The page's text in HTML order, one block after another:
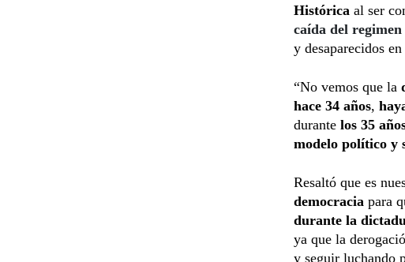
Histórica al ser
caída del
y desaparecidos
“No vemos que la
hace 34 años,
durante los 35
modelo político y
Resaltó que es
democracia para
durante la
ya que la
y seguir luchando